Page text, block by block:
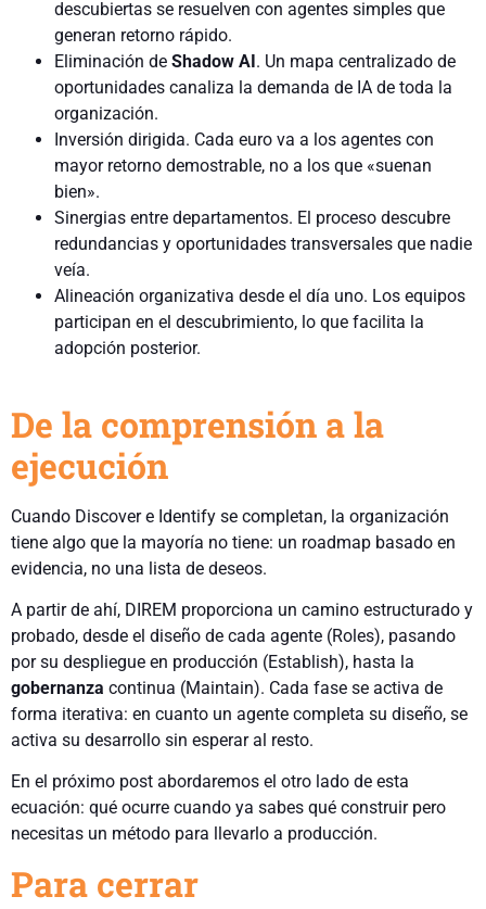
descubiertas se resuelven con agentes simples que
generan retorno rápido.
Eliminación de Shadow AI . Un mapa centralizado de
oportunidades canaliza la demanda de IA de toda la
organización.
Inversión dirigida. Cada euro va a los agentes con
mayor retorno demostrable, no a los que «suenan
bien».
Sinergias entre departamentos. El proceso descubre
redundancias y oportunidades transversales que nadie
veía.
Alineación organizativa desde el día uno. Los equipos
participan en el descubrimiento, lo que facilita la
adopción posterior.
De la comprensión a la
ejecución
Cuando Discover e Identify se completan, la organización
tiene algo que la mayoría no tiene: un roadmap basado en
evidencia, no una lista de deseos.
A partir de ahí, DIREM proporciona un camino estructurado y
probado, desde el diseño de cada agente (Roles), pasando
por su despliegue en producción (Establish), hasta la
gobernanza continua (Maintain). Cada fase se activa de
forma iterativa: en cuanto un agente completa su diseño, se
activa su desarrollo sin esperar al resto.
En el próximo post abordaremos el otro lado de esta
ecuación: qué ocurre cuando ya sabes qué construir pero
necesitas un método para llevarlo a producción.
Para cerrar